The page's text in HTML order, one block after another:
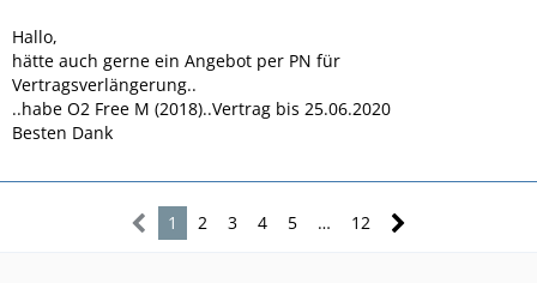
Hallo,
hätte auch gerne ein Angebot per PN für
Vertragsverlängerung..
..habe O2 Free M (2018)..Vertrag bis 25.06.2020
Besten Dank
1 2 3 4 5 … 12